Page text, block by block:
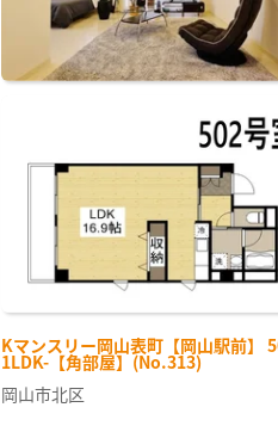
Kマンスリー岡山表町【岡山駅前】
1LDK-【角部屋】(No.313)
岡山市北区